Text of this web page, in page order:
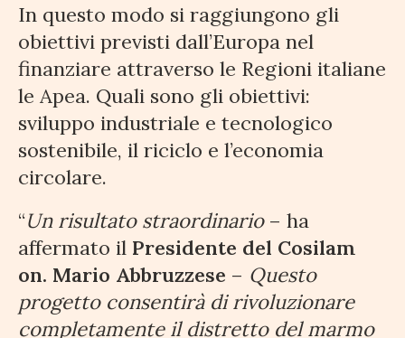
In questo modo si raggiungono gli
obiettivi previsti dall’Europa nel
finanziare attraverso le Regioni italiane
le Apea. Quali sono gli obiettivi:
sviluppo industriale e tecnologico
sostenibile, il riciclo e l’economia
circolare.
“Un risultato straordinario – ha
affermato il Presidente del Cosilam
on. Mario Abbruzzese – Questo
progetto consentirà di rivoluzionare
completamente il distretto del marmo